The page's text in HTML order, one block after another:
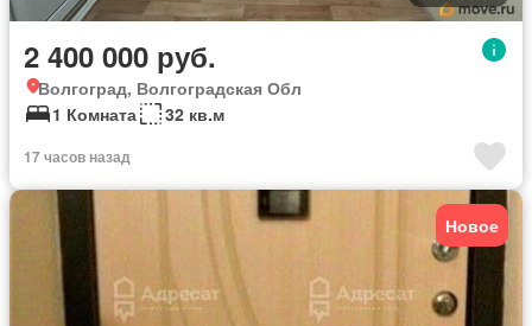
2 400 000 руб.
Волгоград, Волгоградская Обл
1 Комната
32 кв.м
17 часов назад
Новое